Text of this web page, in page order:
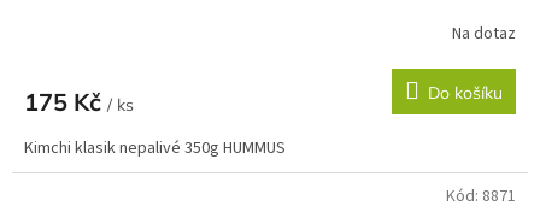
Na dotaz
175 Kč / ks
Do košíku
Kimchi klasik nepalivé 350g HUMMUS
Kód: 8871